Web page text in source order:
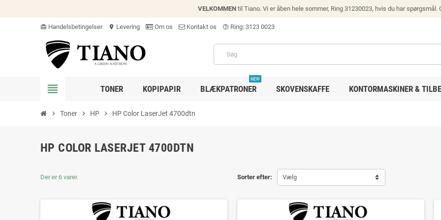
VELKOMMEN til Tiano. Vi er åben hele sommer, Ring 31230023, hvis du har spørgsmål.
card_giftcard Handelsbetingelser location_on Levering Om os Kontakt os help_outline Ring: 3123 0023
view_headline TONER KOPIPAPIR BLÆKPATRONER
NEW
SKOVENSKAFFE KONTORMASKINER &
chevron_right Toner chevron_right HP chevron_right HP Color LaserJet 4700dtn
HP COLOR LASERJET 4700DTN
Sorter efter: Vælg
Der er 6 varer.